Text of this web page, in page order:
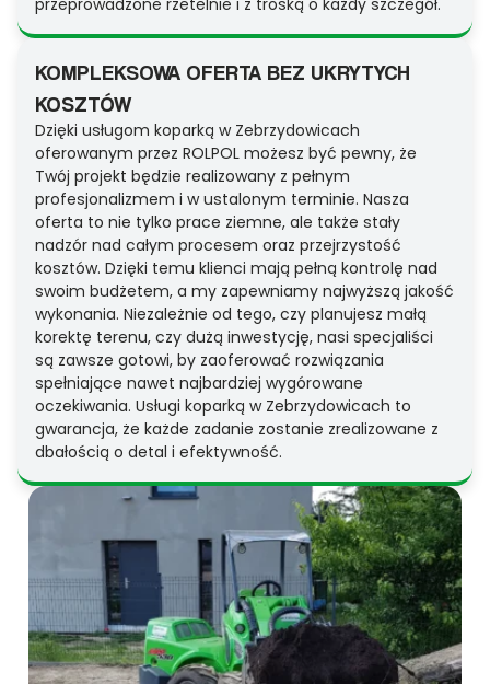
przeprowadzone rzetelnie i z troską o każdy szczegół.
KOMPLEKSOWA OFERTA BEZ UKRYTYCH
KOSZTÓW
Dzięki usługom koparką w Zebrzydowicach
oferowanym przez ROLPOL możesz być pewny, że
Twój projekt będzie realizowany z pełnym
profesjonalizmem i w ustalonym terminie. Nasza
oferta to nie tylko prace ziemne, ale także stały
nadzór nad całym procesem oraz przejrzystość
kosztów. Dzięki temu klienci mają pełną kontrolę nad
swoim budżetem, a my zapewniamy najwyższą jakość
wykonania. Niezależnie od tego, czy planujesz małą
korektę terenu, czy dużą inwestycję, nasi specjaliści
są zawsze gotowi, by zaoferować rozwiązania
spełniające nawet najbardziej wygórowane
oczekiwania. Usługi koparką w Zebrzydowicach to
gwarancja, że każde zadanie zostanie zrealizowane z
dbałością o detal i efektywność.